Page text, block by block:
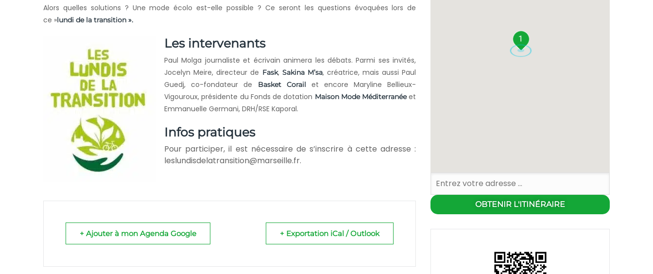
Alors quelles solutions ? Une mode écolo est-elle possible ? Ce seront les questions évoquées lors de
ce »lundi de la transition ».
Les intervenants
Paul Molga journaliste et écrivain animera les débats. Parmi ses invités,
Jocelyn Meire, directeur de Fask, Sakina M’sa, créatrice, mais aussi Paul
Guedj, co-fondateur de
Basket Corail et encore Maryline Bellieux-
Vigouroux, présidente du Fonds de dotation Maison Mode Méditerranéeet
Emmanuelle Germani, DRH/RSE Kaporal.
Infos pratiques
Pour participer, il est nécessaire de s’inscrire à cette adresse :
leslundisdelatransition@marseille.fr.
+ Ajouter à mon Agenda Google + Exportation iCal / Outlook
1